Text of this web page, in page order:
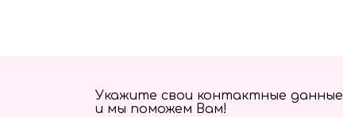
Укажите свои контактные данные
и мы поможем Вам!